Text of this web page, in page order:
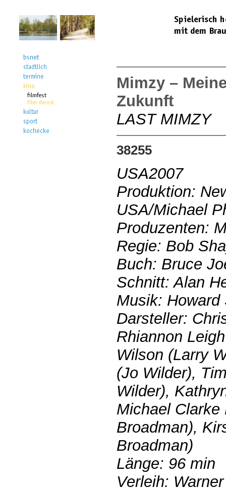
Mimzy –
Zukunft
LAST MIMZY
38255
USA2007
Produktion:
USA/Michael
Produzenten:
Regie: Bob
Buch: Bruce
Schnitt: Alan
Musik: Howard
Darsteller:
Rhiannon
Wilson (Larry
(Jo Wilder),
Wilder),
Michael Clarke
Broadman),
Broadman)
Länge: 96 min
Verleih: